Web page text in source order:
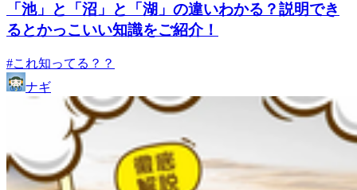
「池」と「沼」と「湖」の違いわかる？説明でき
るとかっこいい知識をご紹介！
#これ知ってる？？
ナギ